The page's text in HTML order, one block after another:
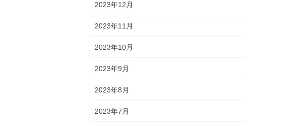
2023年12月
2023年11月
2023年10月
2023年9月
2023年8月
2023年7月